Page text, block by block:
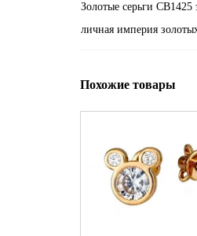
Золотые серьги СВ1425
личная империя
Похожие товары